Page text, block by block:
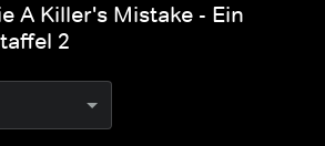
A Killer's Mistake - Ein
2